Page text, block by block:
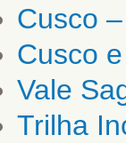
Cusco
Cusco
Vale
Trilha